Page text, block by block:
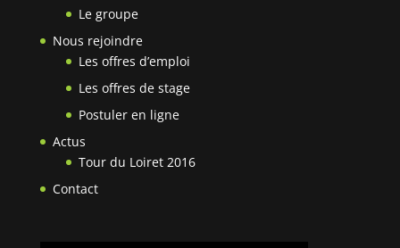
Le groupe
Nous rejoindre
Les offres d’emploi
Les offres de stage
Postuler en ligne
Actus
Tour du Loiret 2016
Contact